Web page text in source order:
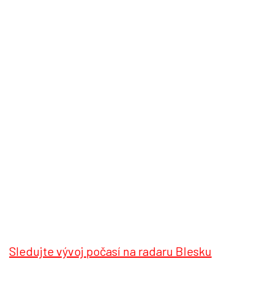
Sledujte vývoj počasí na radaru Blesku